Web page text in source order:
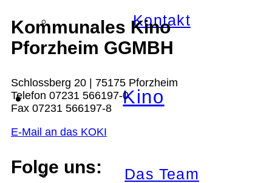
Kontakt
Kino
Das Team
Kommunales Kino
Pforzheim GGMBH
Schlossberg 20 | 75175 Pforzheim
Telefon 07231 566197-0
Fax 07231 566197-8
E-Mail an das KOKI
Folge uns: